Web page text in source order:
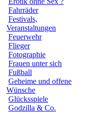
Fahrräder
Festivals,
Veranstaltungen
Feuerwehr
Flieger
Fotographie
Frauen unter sich
Fußball
Geheime und offene
Wünsche
Glücksspiele
Godzilla & Co.